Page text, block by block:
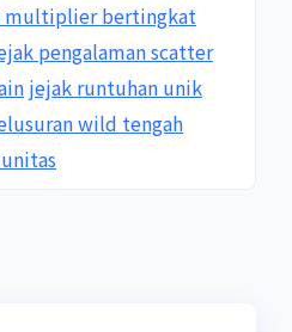
multiplier bertingkat
pengalaman scatter
jejak runtuhan unik
wild tengah